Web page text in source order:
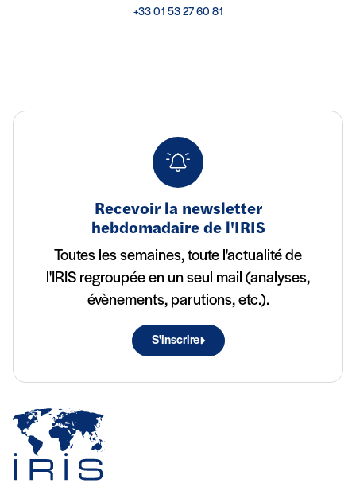
+33 01 53 27 60 81
Recevoir la newsletter
hebdomadaire de l'IRIS
Toutes les semaines, toute l'actualité de
l'IRIS regroupée en un seul mail (analyses,
évènements, parutions, etc.).
S'inscrire